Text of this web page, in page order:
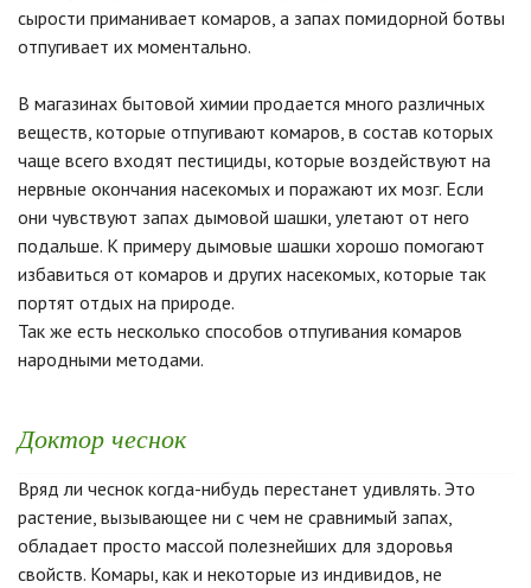
сырости приманивает комаров, а запах помидорной ботвы
отпугивает их моментально.
В магазинах бытовой химии продается много различных
веществ, которые отпугивают комаров, в состав которых
чаще всего входят пестициды, которые воздействуют на
нервные окончания насекомых и поражают их мозг. Если
они чувствуют запах дымовой шашки, улетают от него
подальше. К примеру дымовые шашки хорошо помогают
избавиться от комаров и других насекомых, которые так
портят отдых на природе.
Так же есть несколько способов отпугивания комаров
народными методами.
Доктор чеснок
Вряд ли чеснок когда-нибудь перестанет удивлять. Это
растение, вызывающее ни с чем не сравнимый запах,
обладает просто массой полезнейших для здоровья
свойств. Комары, как и некоторые из индивидов, не